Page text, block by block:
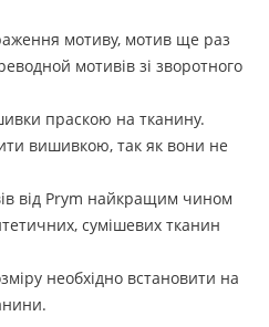
мотиву, мотив ще раз
мотивів зі зворотного
праскою на тканину.
вишивкою, так як вони не
від Prym найкращим чином
сумішевих тканин
необхідно встановити на